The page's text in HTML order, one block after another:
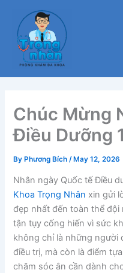
content
Chúc Mừng
Điều Dưỡng
By Phương Bích/ May 12, 2026
Nhân ngày Quốc tế Điều
Khoa Trọng Nhân xin gửi
đẹp nhất đến toàn thể
tận tụy cống hiến vì sức
không chỉ là những người
điều trị, mà còn là điểm
chăm sóc ân cần dành